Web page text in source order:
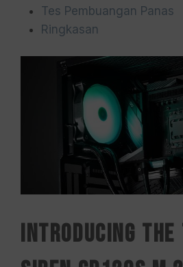
Tes Pembuangan Panas
Ringkasan
Introducing the